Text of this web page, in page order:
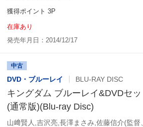
獲得ポイント 3P
在庫あり
発売年月日：2014/12/17
中古
DVD・ブルーレイ BLU-RAY DISC
キングダム ブルーレイ&DVDセ
(通常版)(Blu-ray Disc)
山﨑賢人,吉沢亮,長澤まさみ,佐藤信介(監